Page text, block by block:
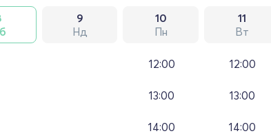
9
Нд
10
Пн
11
Вт
12:00
13:00
14:00
12:00
13:00
14:00